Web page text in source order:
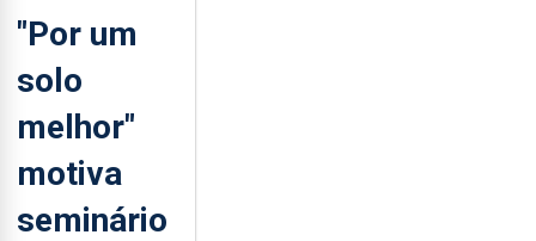
"Por um
solo
melhor"
motiva
seminário